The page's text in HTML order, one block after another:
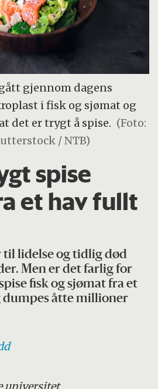
gjennom dagens
i fisk og sjømat og
det er trygt å spise. (Foto:
/ NTB)
spise
et hav fullt
til lidelse og tidlig død
Men er det farlig for
fisk og sjømat fra et
dumpes åtte millioner
universitet